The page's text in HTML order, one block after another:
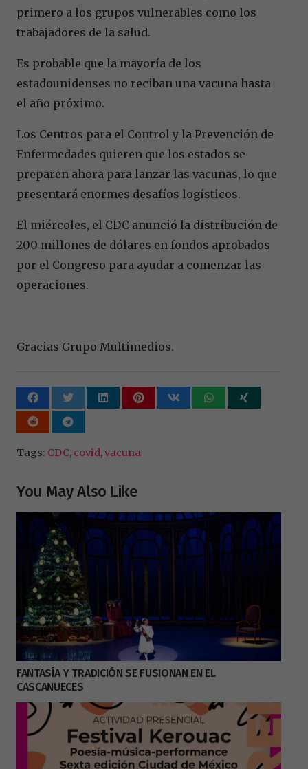
primero a los grupos vulnerables como los
trabajadores de la salud.
Es probable que la mayoría de los
estadounidenses no reciban una vacuna hasta
el año próximo.
Los Centros para el Control y la Prevención de
Enfermedades quieren que los estados se
preparen ahora para lanzar las vacunas, lo que
presentará enormes desafíos logísticos.
El miércoles, el CDC anunció la distribución de
200 millones de dólares en fondos aprobados
por el Congreso para ayudar a comenzar las
operaciones.
Gracias Grupo Multimedios.
Tags: CDC, covid,vacuna
You May Also Like
FANTASÍA Y TRADICIÓN SE FUSIONAN EN EL
CASCANUECES